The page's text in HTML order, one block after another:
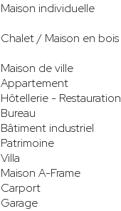
Maison individuelle
Chalet / Maison en bois
Maison de ville
Appartement
Hôtellerie - Restauration
Bureau
Bâtiment industriel
Patrimoine
Villa
Maison A-Frame
Carport
Garage